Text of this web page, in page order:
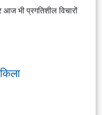
भी प्रगतिशील विचारों